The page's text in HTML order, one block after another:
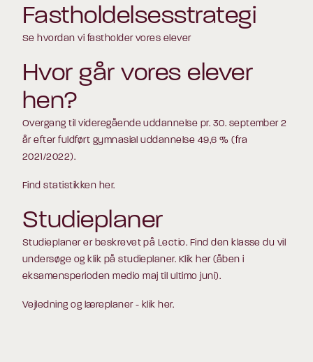
Fastholdelsesstrategi
Se hvordan vi fastholder vores elever
Hvor går vores elever
hen?
Overgang til videregående uddannelse pr. 30. september 2
år efter fuldført gymnasial uddannelse 49,6 % (fra
2021/2022).
Find statistikken her.
Studieplaner
Studieplaner er beskrevet på Lectio. Find den klasse du vil
undersøge og klik på studieplaner. Klik her(åben i
eksamensperioden medio maj til ultimo juni).
Vejledning og læreplaner - klik her.